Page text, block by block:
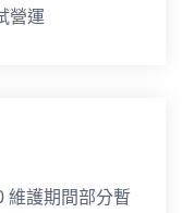
營運
維護期間部分暫